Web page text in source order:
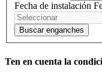
Fecha de instalación
Buscar enganches
Ten en cuenta la